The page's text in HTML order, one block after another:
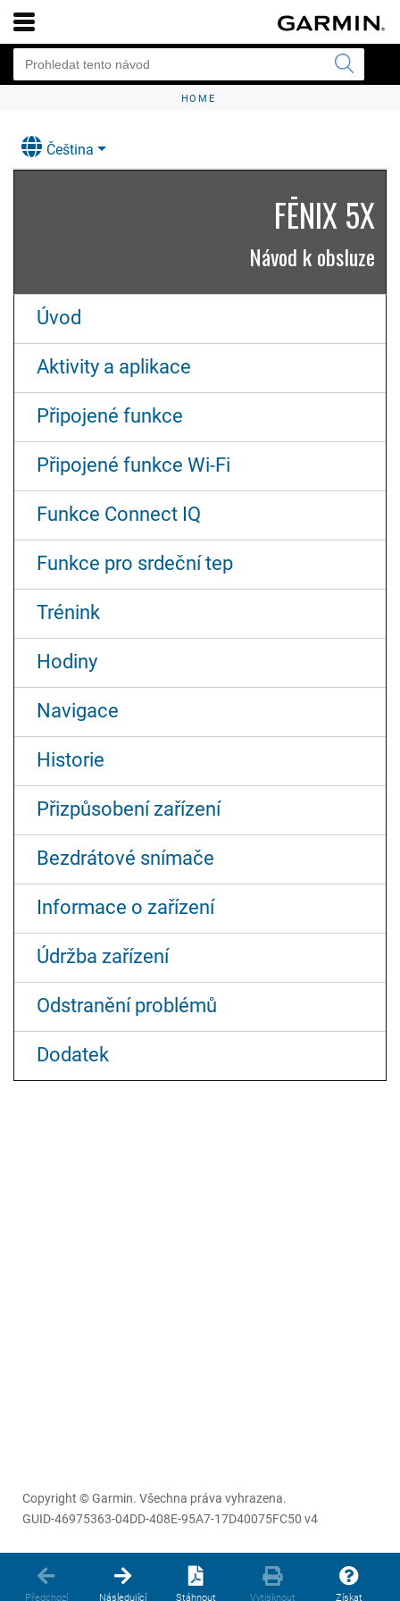
HOME
Čeština
FĒNIX 5X
Návod k obsluze
Úvod
Aktivity a aplikace
Připojené funkce
Připojené funkce Wi‑Fi
Funkce Connect IQ
Funkce pro srdeční tep
Trénink
Hodiny
Navigace
Historie
Přizpůsobení zařízení
Bezdrátové snímače
Informace o zařízení
Údržba zařízení
Odstranění problémů
Dodatek
Copyright © Garmin. Všechna práva vyhrazena.
GUID-46975363-04DD-408E-95A7-17D40075FC50 v4
Předchozí Následující Stáhnout Vytisknout Získat